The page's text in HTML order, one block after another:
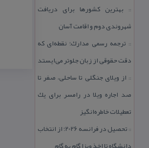
:: بهترین كشورها برای دریافت
شهروندی دوم و اقامت آسان
:: ترجمه رسمی مدارك؛ نقطه‌ای كه
دقت حقوقی از زبان جلوتر می‌ایستد
:: از ویلای جنگلی تا ساحلی، صفر تا
صد اجاره ویلا در رامسر برای یك
تعطیلات خاطره‌انگیز
::
تحصیل در فرانسه 2026؛ از انتخاب